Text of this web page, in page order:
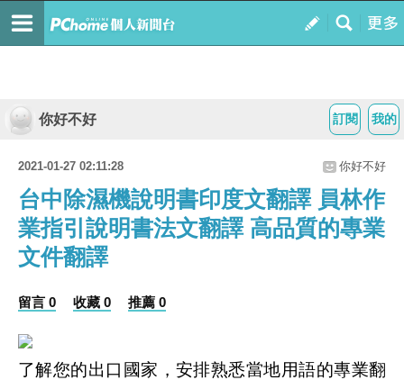
我的
訂閱
你好不好
2021-01-27 02:11:28 你好不好
台中除濕機說明書印度文翻譯 員林作
業指引說明書法文翻譯 高品質的專業
文件翻譯
留言 0 收藏 0 推薦 0
了解您的出口國家，安排熟悉當地用語的專業翻